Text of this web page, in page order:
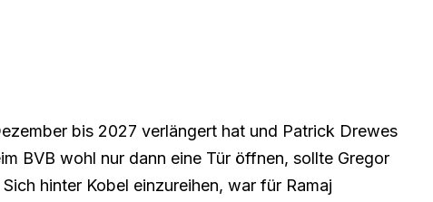
bis 2027 verlängert hat und Patrick Drewes
BVB wohl nur dann eine Tür öffnen, sollte Gregor
hinter Kobel einzureihen, war für Ramaj